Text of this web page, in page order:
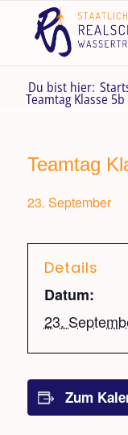
Du bist hier:
Teamtag Klasse 5b
Teamtag
23. September
Details
Datum:
23.
Zum